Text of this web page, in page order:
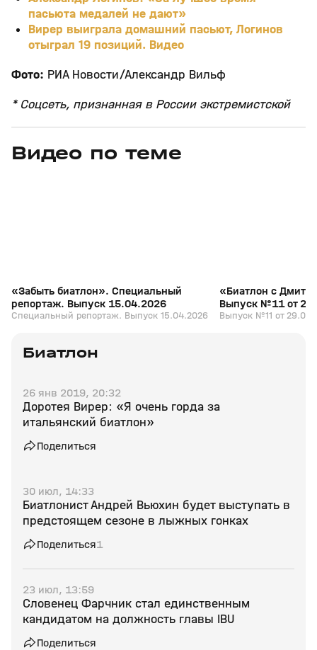
пасьюта медалей не дают»
Вирер выиграла домашний пасьют, Логинов
отыграл 19 позиций. Видео
Фото: РИА Новости/Александр Вильф
* Соцсеть, признанная в России экстремистской
Видео по теме
15 апр, 13:09
«Забыть биатлон». Специальный
репортаж. Выпуск 15.04.2026
Специальный репортаж. Выпуск 15.04.2026
«Биатлон с
Выпуск №11 от
Выпуск №11 от
Биатлон
26 янв 2019, 20:32
Доротея Вирер: «Я очень горда за
итальянский биатлон»
Поделиться
30 июл, 14:33
Биатлонист Андрей Вьюхин будет выступать в
предстоящем сезоне в лыжных гонках
Поделиться1
23 июл, 13:59
Словенец Фарчник стал единственным
кандидатом на должность главы IBU
Поделиться